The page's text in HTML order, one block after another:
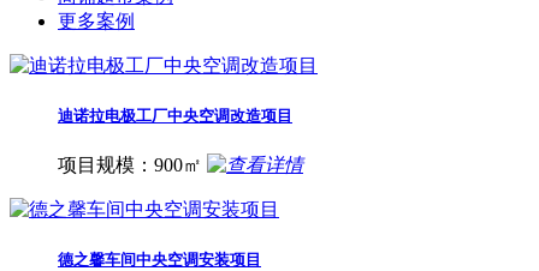
更多案例
迪诺拉电极工厂中央空调改造项目
项目规模：900㎡
德之馨车间中央空调安装项目